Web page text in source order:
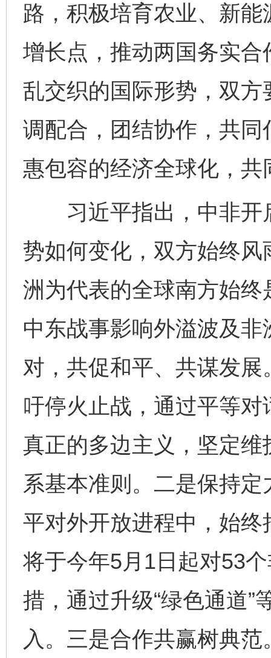
路，积极培育农业、新
增长点，推动两国务实
乱交织的国际形势，双
调配合，团结协作，共
惠包容的经济全球化，
习近平指出，中非开
势如何变化，双方始终
洲为代表的全球南方始
中东战事影响外溢波及
对，共促和平、共谋发
吁停火止战，通过平等
真正的多边主义，坚定
系基本准则。二是保持
平对外开放进程中，始
将于今年5月1日起对53
措，通过升级“绿色通道”
入。三是合作共赢树典